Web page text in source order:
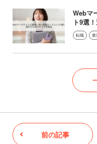
Webマ
ト9選
転職 業
前の記事